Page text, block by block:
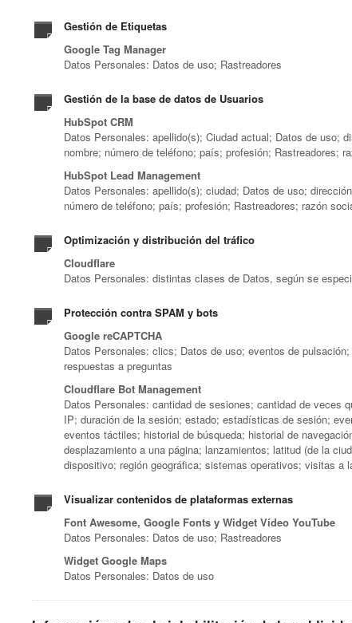
Gestión de Etiquetas
Google Tag Manager
Datos Personales: Datos de uso; Rastreadores
Gestión de la base de datos de Usuarios
HubSpot CRM
Datos Personales: apellido(s); Ciudad actual; Datos de uso;
nombre; número de teléfono; país; profesión; Rastreadores;
HubSpot Lead Management
Datos Personales: apellido(s); ciudad; Datos de uso;
número de teléfono; país; profesión; Rastreadores; razón
Optimización y distribución del tráfico
Cloudflare
Datos Personales: distintas clases de Datos, según se
Protección contra SPAM y bots
Google reCAPTCHA
Datos Personales: clics; Datos de uso; eventos de
respuestas a preguntas
Cloudflare Bot Management
Datos Personales: cantidad de sesiones; cantidad de veces
IP; duración de la sesión; estado; estadísticas de sesión;
eventos táctiles; historial de búsqueda; historial de
desplazamiento a una página; lanzamientos; latitud (de la
dispositivo; región geográfica; sistemas operativos; visitas a
Visualizar contenidos de plataformas externas
Font Awesome, Google Fonts y Widget Vídeo YouTube
Datos Personales: Datos de uso; Rastreadores
Widget Google Maps
Datos Personales: Datos de uso